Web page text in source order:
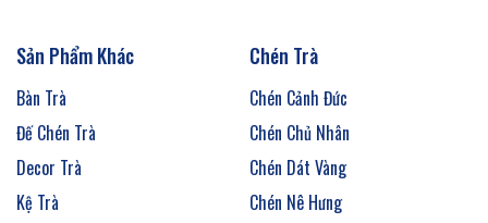
Sản Phẩm Khác
Bàn Trà
Đế Chén Trà
Decor Trà
Kệ Trà
Chén Trà
Chén Cảnh Đức
Chén Chủ Nhân
Chén Dát Vàng
Chén Nê Hưng